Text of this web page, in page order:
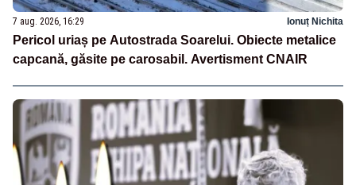
7 aug. 2026, 16:29 Ionuț Nichita
Pericol uriaș pe Autostrada Soarelui. Obiecte metalice
capcană, găsite pe carosabil. Avertisment CNAIR